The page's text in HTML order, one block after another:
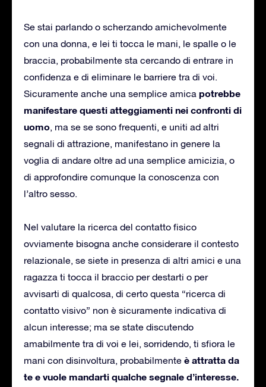
Se stai parlando o scherzando amichevolmente
con una donna, e lei ti tocca le mani, le spalle o le
braccia, probabilmente sta cercando di entrare in
confidenza e di eliminare le barriere tra di voi.
Sicuramente anche una semplice amica potrebbe
manifestare questi atteggiamenti nei confronti di
uomo, ma se se sono frequenti, e uniti ad altri
segnali di attrazione, manifestano in genere la
voglia di andare oltre ad una semplice amicizia, o
di approfondire comunque la conoscenza con
l’altro sesso.
Nel valutare la ricerca del contatto fisico
ovviamente bisogna anche considerare il contesto
relazionale, se siete in presenza di altri amici e una
ragazza ti tocca il braccio per destarti o per
avvisarti di qualcosa, di certo questa “ricerca di
contatto visivo” non è sicuramente indicativa di
alcun interesse; ma se state discutendo
amabilmente tra di voi e lei, sorridendo, ti sfiora le
mani con disinvoltura, probabilmente è attratta da
te e vuole mandarti qualche segnale d’interesse.